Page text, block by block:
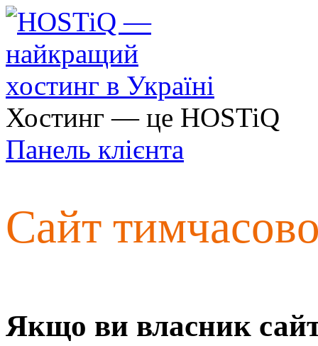
Хостинг — це HOSTiQ
Панель клієнта
Сайт
Якщо ви власник